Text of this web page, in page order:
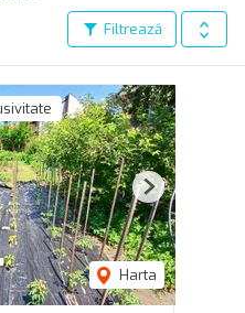
Filtrează
Harta
Next